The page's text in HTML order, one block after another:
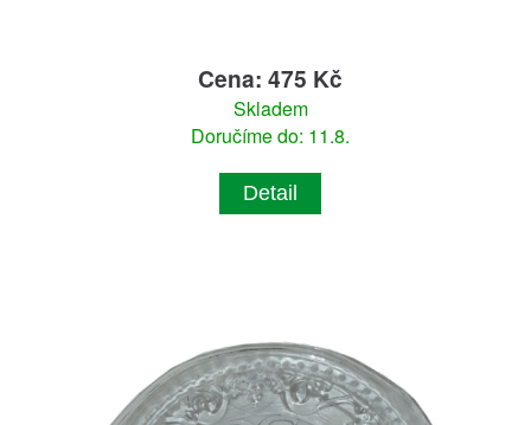
Cena: 475 Kč
Skladem
Doručíme do: 11.8.
Detail